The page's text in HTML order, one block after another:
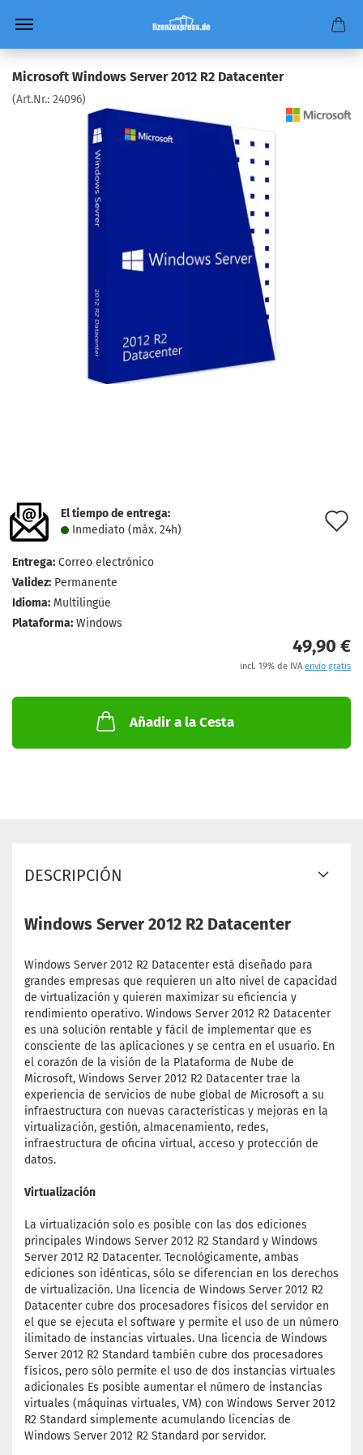
Microsoft Windows Server 2012 R2 Datacenter
(Art.Nr.: 24096)
El tiempo de entrega:
Inmediato (máx. 24h)
Entrega: Correo electrónico
Validez: Permanente
Idioma: Multilingüe
Plataforma: Windows
49,90 €
incl. 19% de IVA envío gratis
Añadir a la Cesta
DESCRIPCIÓN
Windows Server 2012 R2 Datacenter
Windows Server 2012 R2 Datacenter está diseñado para
grandes empresas que requieren un alto nivel de capacidad
de virtualización y quieren maximizar su eficiencia y
rendimiento operativo. Windows Server 2012 R2 Datacenter
es una solución rentable y fácil de implementar que es
consciente de las aplicaciones y se centra en el usuario. En
el corazón de la visión de la Plataforma de Nube de
Microsoft, Windows Server 2012 R2 Datacenter trae la
experiencia de servicios de nube global de Microsoft a su
infraestructura con nuevas características y mejoras en la
virtualización, gestión, almacenamiento, redes,
infraestructura de oficina virtual, acceso y protección de
datos.
Virtualización
La virtualización solo es posible con las dos ediciones
principales Windows Server 2012 R2 Standard y Windows
Server 2012 R2 Datacenter. Tecnológicamente, ambas
ediciones son idénticas, sólo se diferencian en los derechos
de virtualización. Una licencia de Windows Server 2012 R2
Datacenter cubre dos procesadores físicos del servidor en
el que se ejecuta el software y permite el uso de un número
ilimitado de instancias virtuales. Una licencia de Windows
Server 2012 R2 Standard también cubre dos procesadores
físicos, pero sólo permite el uso de dos instancias virtuales
adicionales Es posible aumentar el número de instancias
virtuales (máquinas virtuales, VM) con Windows Server 2012
R2 Standard simplemente acumulando licencias de
Windows Server 2012 R2 Standard por servidor.